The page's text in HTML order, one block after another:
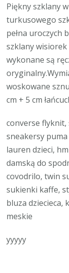
Piękny szklany
turkusowego
pełna uroczych
szklany wisiorek
wykonane są
woskowane
cm + 5 cm
converse flyknit,
sneakersy
lauren dzieci,
damską do
covodrilo, twin
sukienki kaffe,
bluza
meskie
yyyyy